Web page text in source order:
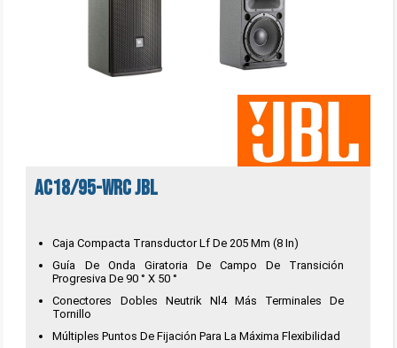
AC18/95-WRC JBL
Caja Compacta Transductor Lf De 205 Mm (8 In)
Guía De Onda Giratoria De Campo De Transición
Progresiva De 90 ° X 50 °
Conectores Dobles Neutrik Nl4 Más Terminales De
Tornillo
Múltiples Puntos De Fijación Para La Máxima Flexibilidad